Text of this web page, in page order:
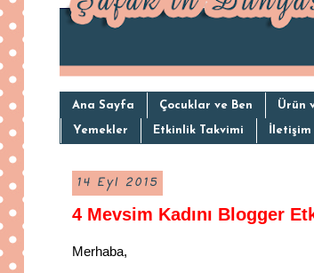
Ana Sayfa Çocuklar ve Ben Ürün
Yemekler Etkinlik Takvimi İletişim
14 Eyl 2015
4 Mevsim Kadını Blogger
Merhaba,